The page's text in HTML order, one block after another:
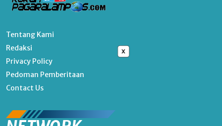
x
Tentang Kami
Redaksi
Privacy Policy
Pedoman Pemberitaan
Contact Us